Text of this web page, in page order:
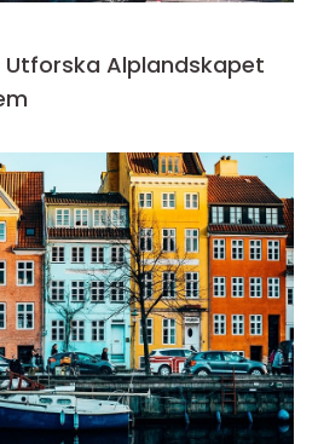
Utforska Alplandskapet